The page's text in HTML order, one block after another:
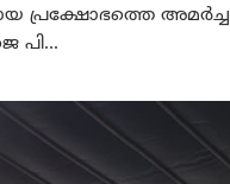
പ്രക്ഷോഭത്തെ അമർച്ച
പി...